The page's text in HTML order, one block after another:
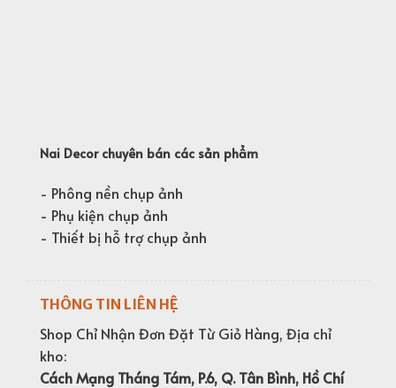
Nai Decor chuyên bán các sản phẩm
- Phông nền chụp ảnh
- Phụ kiện chụp ảnh
- Thiết bị hỗ trợ chụp ảnh
THÔNG TIN LIÊN HỆ
Shop Chỉ Nhận Đơn Đặt Từ Giỏ Hàng, Địa chỉ
kho:
Cách Mạng Tháng Tám, P.6, Q. Tân Bình, Hồ Chí